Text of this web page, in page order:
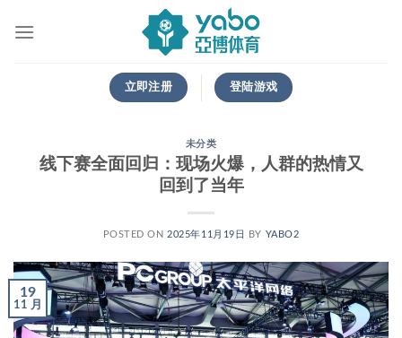
立即注册 登陆游戏
未分类
线下赛全面回归：现场火爆，人群的热情又
回到了当年
POSTED ON 2025年11月19日 BY YABO2
19
11 月